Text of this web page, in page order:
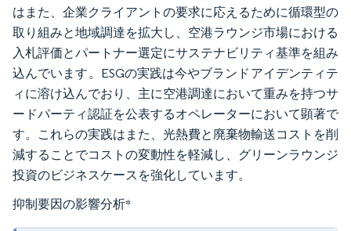
はまた、企業クライアントの要求に応えるために循環型の
取り組みと地域調達を拡大し、空港ラウンジ市場における
入札評価とパートナー選定にサステナビリティ基準を組み
込んでいます。ESGの実践は今やブランドアイデンティテ
ィに溶け込んでおり、主に空港調達において重みを持つサ
ードパーティ認証を公表するオペレーターにおいて顕著で
す。これらの実践はまた、光熱費と廃棄物輸送コストを削
減することでコストの変動性を軽減し、グリーンラウンジ
投資のビジネスケースを強化しています。
抑制要因の影響分析*